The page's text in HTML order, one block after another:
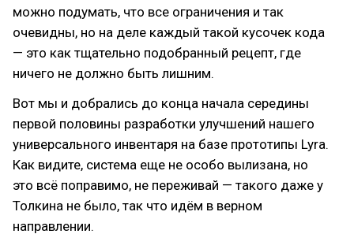
можно подумать, что все ограничения и так
очевидны, но на деле каждый такой кусочек кода
— это как тщательно подобранный рецепт, где
ничего не должно быть лишним.
Вот мы и добрались до конца начала середины
первой половины разработки улучшений нашего
универсального инвентаря на базе прототипы Lyra.
Как видите, система еще не особо вылизана, но
это всё поправимо, не переживай — такого даже у
Толкина не было, так что идём в верном
направлении.